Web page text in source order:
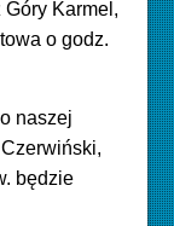
Karmel,
o godz.
naszej
będzie